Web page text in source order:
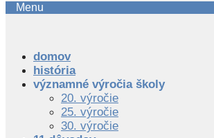
Menu
domov
história
významné výročia školy
20. výročie
25. výročie
30. výročie